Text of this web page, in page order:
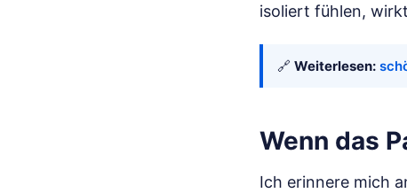
isoliert fühlen,
🔗 Weiterlesen:
Wenn das
Ich erinnere mich